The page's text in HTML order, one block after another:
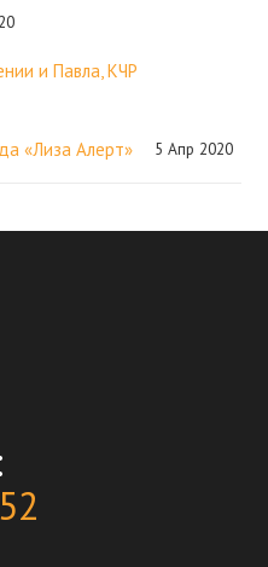
и Павла, КЧР
«Лиза Алерт» 5 Апр 2020